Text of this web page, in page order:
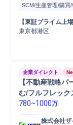
SCM/生産管理/購買/
物流
商業施設 開
用地仕入れ
【東証プライム上
社】
東京都港区
企業ダイレクト
【不動産戦略
む/フルフレック
780~1000万
株式会社